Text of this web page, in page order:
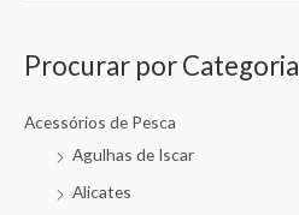
Procurar por Categoria
Acessórios de Pesca
Agulhas de Iscar
Alicates